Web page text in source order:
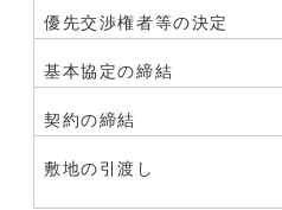
優先交渉権者等の決定
基本協定の締結
契約の締結
敷地の引渡し